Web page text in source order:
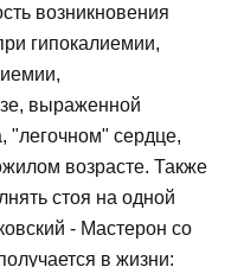
возникновения
гипокалиемии,
выраженной
"легочном" сердце,
возрасте. Также
стоя на одной
- Мастерон со
в жизни: